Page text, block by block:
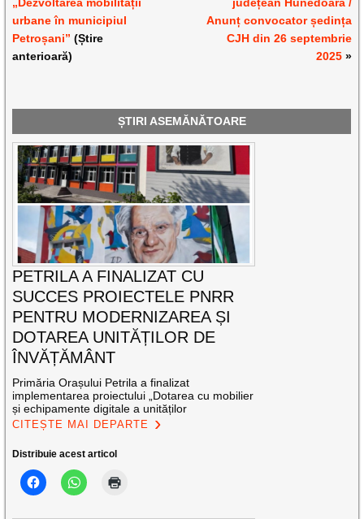
urbane în municipiul
Petroșani” (Știre
anterioară)
Anunț convocator ședința
CJH din 26 septembrie
2025»
ȘTIRI ASEMĂNĂTOARE
PETRILA A FINALIZAT CU
SUCCES PROIECTELE PNRR
PENTRU MODERNIZAREA ȘI
DOTAREA UNITĂȚILOR DE
ÎNVĂȚĂMÂNT
Primăria Orașului Petrila a finalizat
implementarea proiectului „Dotarea cu mobilier
și echipamente digitale a unităților
CITEȘTE MAI DEPARTE
Distribuie acest articol